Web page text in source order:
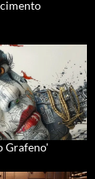
Grafeno'